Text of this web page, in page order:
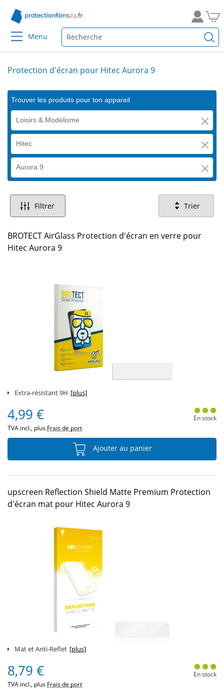
Menu
Protection d'écran pour Hitec Aurora 9
Trouver les produits pour ton appareil
Loisirs & Modélisme
Hitec
Aurora 9
Filtrer Trier
BROTECT AirGlass Protection d'écran en verre pour
Hitec Aurora 9
Extra-résistant 9H [plus]
4,99 €
TVA incl., plus Frais de port
En stock
Ajouter au panier
upscreen Reflection Shield Matte Premium Protection
d'écran mat pour Hitec Aurora 9
Mat et Anti-Reflet [plus]
8,79 €
TVA incl., plus Frais de port
En stock